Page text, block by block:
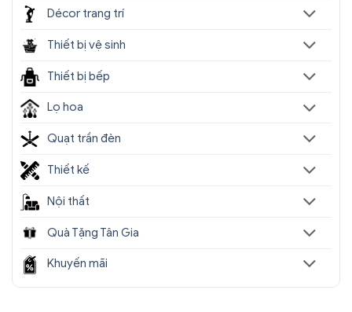
Décor trang trí
Thiết bị vệ sinh
Thiết bị bếp
Lọ hoa
Quạt trần đèn
Thiết kế
Nội thất
Quà Tặng Tân Gia
Khuyến mãi